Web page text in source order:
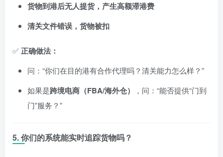
货物到港后无人提货，产生高额滞港费
清关文件错误，货物被扣
✅正确做法：
问：“你们在目的港有合作代理吗？清关能力怎么样？”
如果是跨境电商（FBA/海外仓）
，问：“能否提供“门到
门”服务？”
5. 你们的系统能实时追踪货物吗？